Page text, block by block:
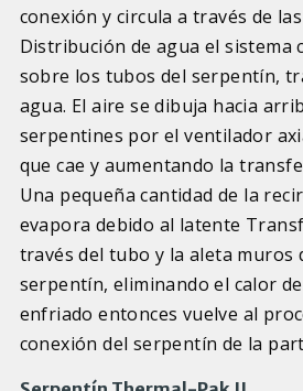
conexión y circula a través de
Distribución de agua el sistema
sobre los tubos del serpentín,
agua. El aire se dibuja hacia
serpentines por el ventilador
que cae y aumentando la
Una pequeña cantidad de la
evapora debido al latente
través del tubo y la aleta muros
serpentín, eliminando el calor
enfriado entonces vuelve al
conexión del serpentín de la